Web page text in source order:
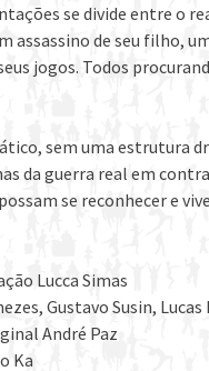
se divide entre o
assassino de seu filho,
jogos. Todos
sem uma estrutura
da guerra real em
se reconhecer e
Lucca Simas
Gustavo Susin,
André Paz
Ka